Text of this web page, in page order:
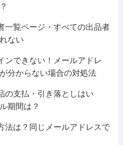
一覧ページ・すべての出品者
ない
ンできない！メールアドレ
分からない場合の対処法
の支払・引き落としはい
期間は？
法は？同じメールアドレスで